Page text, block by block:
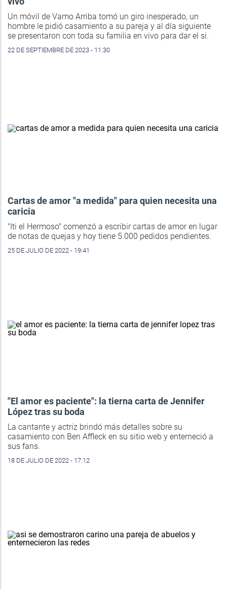
Un móvil de Vamo Arriba tomó un giro inesperado, un
hombre le pidió casamiento a su pareja y al día siguiente
se presentaron con toda su familia en vivo para dar el si.
22 DE SEPTIEMBRE DE 2023 - 11:30
Cartas de amor "a medida" para quien necesita una
caricia
"Iti el Hermoso" comenzó a escribir cartas de amor en lugar
de notas de quejas y hoy tiene 5.000 pedidos pendientes.
25 DE JULIO DE 2022 - 19:41
"El amor es paciente": la tierna carta de Jennifer
López tras su boda
La cantante y actriz brindó más detalles sobre su
casamiento con Ben Affleck en su sitio web y enterneció a
sus fans.
18 DE JULIO DE 2022 - 17:12